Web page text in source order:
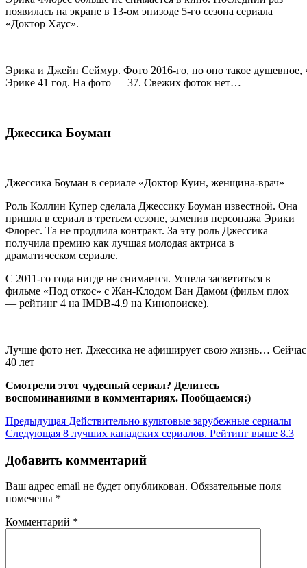
появилась на экране в 13-ом эпизоде 5-го сезона сериала
«Доктор Хаус».
Эрика и Джейн Сеймур. Фото 2016-го, но оно такое душевное,
Эрике 41 год. На фото — 37. Свежих фоток нет…
Джессика Боуман
Джессика Боуман в сериале «Доктор Куин, женщина-врач»
Роль Коллин Купер сделала Джессику Боуман известной. Она
пришла в сериал в третьем сезоне, заменив персонажа Эрики
Флорес. Та не продлила контракт. За эту роль Джессика
получила премию как лучшая молодая актриса в
драматическом сериале.
С 2011-го года нигде не снимается. Успела засветиться в
фильме «Под откос» с Жан-Клодом Ван Дамом (фильм плох
— рейтинг 4 на IMDB-4.9 на Кинопоиске).
Лучше фото нет. Джессика не афиширует свою жизнь…
40 лет
Смотрели этот чудесный сериал? Делитесь
воспоминаниями в комментариях. Пообщаемся:)
Навигация
по
записям
Предыдущая
запись
Предыдущая Действительно культовые зарубежные сериалы
Следующая
Следующая 8 лучших канадских сериалов. Рейтинг выше 8.3
Добавить комментарий
Ваш адрес email не будет опубликован. Обязательные поля
помечены *
Комментарий *